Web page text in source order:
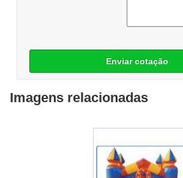
Enviar cotação
Imagens relacionadas